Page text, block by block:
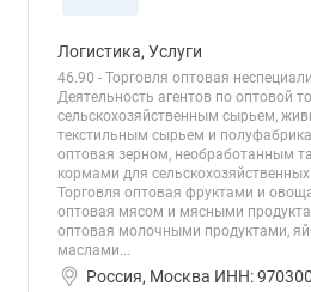
Логистика, Услуги
46.90 - Торговля оптовая
Деятельность агентов по оптовой
сельскохозяйственным сырьем,
текстильным сырьем и
оптовая зерном, необработанным
кормами для
Торговля оптовая фруктами и
оптовая мясом и мясными
оптовая молочными продуктами,
маслами...
Россия, Москва ИНН: